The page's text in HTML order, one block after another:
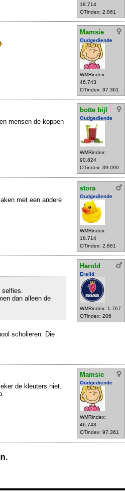
18.714
OTindex: 2.861
Mamsie
Oudgediende
WMRindex:
46.743
OTindex: 97.361
botte bijl
Oudgediende
WMRindex:
90.824
OTindex: 39.090
mensen de koppen
stora
Oudgediende
WMRindex:
18.714
OTindex: 2.861
met een andere
Harold
Erelid
WMRindex: 1.767
OTindex: 206
selfies.
dan alleen de
scholieren. Die
Mamsie
Oudgediende
WMRindex:
46.743
OTindex: 97.361
de kleuters niet.